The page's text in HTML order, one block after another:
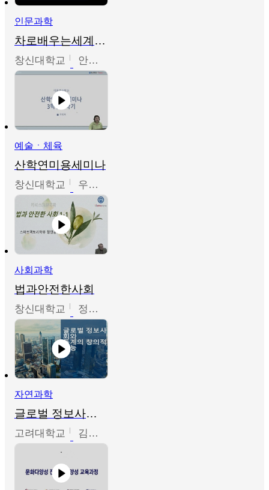
인문과학
차로배우는세계문화
창신대학교 안소영
예술ㆍ체육
산학연미용세미나
창신대학교 우미옥,오윤경,박선이
사회과학
법과안전한사회
창신대학교 정연균
자연과학
글로벌 정보사회와 통계의 창의적 기능
고려대학교 김희영